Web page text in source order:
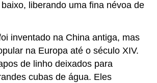
liberando uma fina névoa de
inventado na China antiga, mas
na Europa até o século XIV.
de linho deixados para
cubas de água. Eles